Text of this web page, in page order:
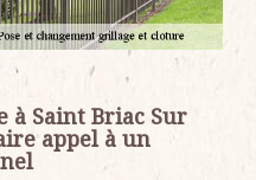
à Saint Briac Sur
appel à un